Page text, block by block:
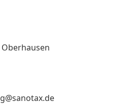
Oberhausen